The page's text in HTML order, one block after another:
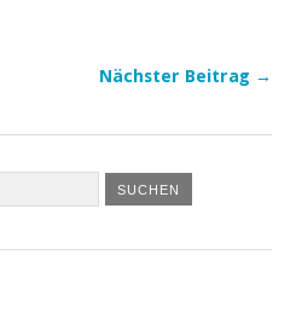
Nächster Beitrag →